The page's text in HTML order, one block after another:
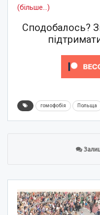
(більше…)
Сподобалось?
гомофобія Польща